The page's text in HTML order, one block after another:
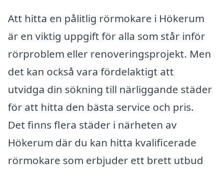
Att hitta en pålitlig rörmokare i Hökerum
är en viktig uppgift för alla som står inför
rörproblem eller renoveringsprojekt. Men
det kan också vara fördelaktigt att
utvidga din sökning till närliggande städer
för att hitta den bästa service och pris.
Det finns flera städer i närheten av
Hökerum där du kan hitta kvalificerade
rörmokare som erbjuder ett brett utbud